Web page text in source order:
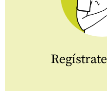
Regístrate